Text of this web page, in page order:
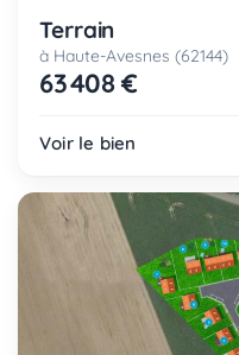
Terrain
à Haute-Avesnes (62144)
63 408 €
Voir le bien